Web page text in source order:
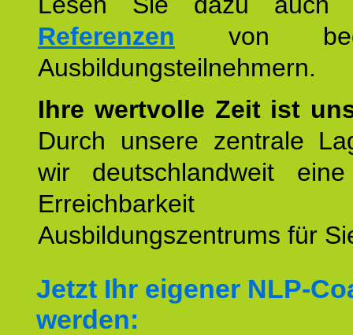
Referenzen von
Ausbildungsteilnehmern.
Ihre wertvolle Zeit ist
Durch unsere zentrale
wir deutschlandweit
Erreichbarkeit
Ausbildungszentrums für
Jetzt Ihr eigener NLP-
werden: